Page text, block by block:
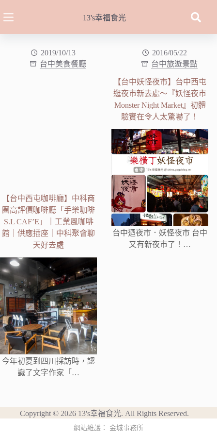
至
13's幸福食光
2019/10/13
台中美食餐廳
【台中西屯咖啡廳】中科商
圈高評價咖啡廳「手樂咖啡
S.L CAF’E」｜工業風咖啡
館｜供應插座｜中科聚會聊
天好去處
今年初夏到四川採訪時，認
識了文字作家「…
2016/05/22
台中旅遊景點
【台中妖怪夜市】台中西屯
逛夜市新去處～『妖怪夜市
Monster Night Market』初體
驗實在令人太驚嚇了！
台中迺夜市．妖怪夜市 台中
又有新夜市了！…
Copyright © 2026 13's幸福食光. All Rights Reserved.
網站維護： 金城事務所